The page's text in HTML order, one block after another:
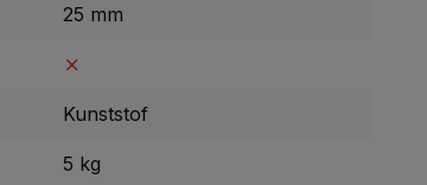
25 mm
Kunststof
5 kg